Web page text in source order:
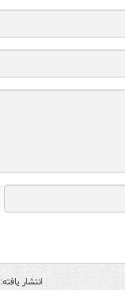
انتشار یافته: 1